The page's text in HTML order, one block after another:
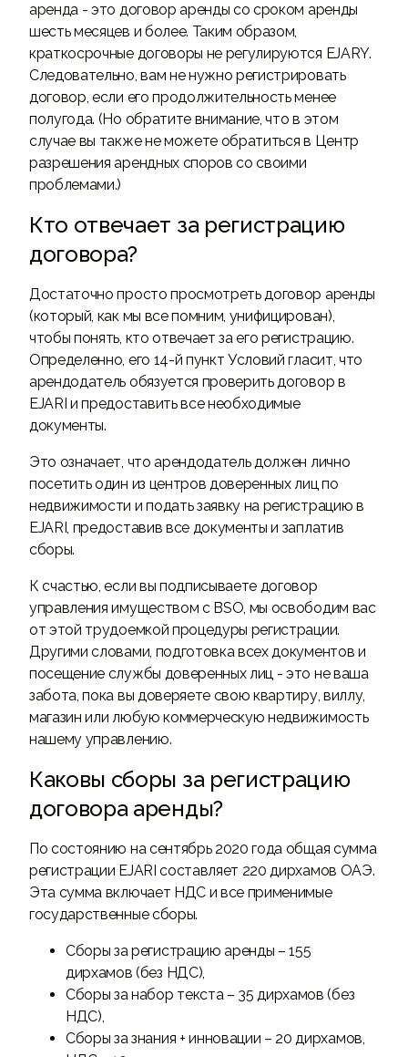
аренда - это договор аренды со сроком аренды
шесть месяцев и более. Таким образом,
краткосрочные договоры не регулируются EJARY.
Следовательно, вам не нужно регистрировать
договор, если его продолжительность менее
полугода. (Но обратите внимание, что в этом
случае вы также не можете обратиться в Центр
разрешения арендных споров со своими
проблемами.)
Кто отвечает за регистрацию
договора?
Достаточно просто просмотреть договор аренды
(который, как мы все помним, унифицирован),
чтобы понять, кто отвечает за его регистрацию.
Определенно, его 14-й пункт Условий гласит, что
арендодатель обязуется проверить договор в
EJARI и предоставить все необходимые
документы.
Это означает, что арендодатель должен лично
посетить один из центров доверенных лиц по
недвижимости и подать заявку на регистрацию в
EJARI, предоставив все документы и заплатив
сборы.
К счастью, если вы подписываете договор
управления имуществом с BSO, мы освободим вас
от этой трудоемкой процедуры регистрации.
Другими словами, подготовка всех документов и
посещение службы доверенных лиц - это не ваша
забота, пока вы доверяете свою квартиру, виллу,
магазин или любую коммерческую недвижимость
нашему управлению.
Каковы сборы за регистрацию
договора аренды?
По состоянию на сентябрь 2020 года общая сумма
регистрации EJARI составляет 220 дирхамов ОАЭ.
Эта сумма включает НДС и все применимые
государственные сборы.
Сборы за регистрацию аренды – 155
дирхамов (без НДС),
Сборы за набор текста – 35 дирхамов (без
НДС),
Сборы за знания + инновации – 20 дирхамов,